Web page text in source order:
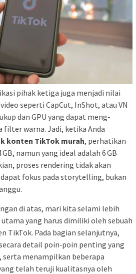
pihak ketiga juga menjadi nilai
seperti CapCut, InShot, atau VN
dan GPU yang dapat meng-
filter warna. Jadi, ketika Anda
konten TikTok murah, perhatikan
namun yang ideal adalah 6 GB
proses rendering tidak akan
fokus pada storytelling, bukan
di atas, mari kita selami lebih
yang harus dimiliki oleh sebuah
TikTok. Pada bagian selanjutnya,
detail poin‑poin penting yang
serta menampilkan beberapa
telah teruji kualitasnya oleh